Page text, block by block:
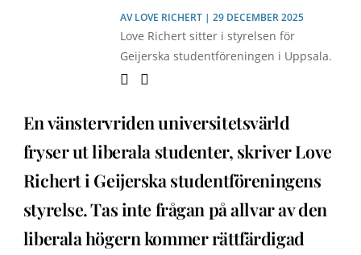
AVLOVE RICHERT| 29 DECEMBER 2025
Love Richert sitter i styrelsen för
Geijerska studentföreningen i Uppsala.
En vänstervriden universitetsvärld
fryser ut liberala studenter, skriver Love
Richert i Geijerska studentföreningens
styrelse. Tas inte frågan på allvar av den
liberala högern kommer rättfärdigad